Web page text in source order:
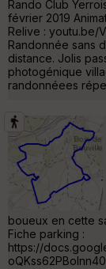
Rando Club
février 2019
Relive : youtu.be/
Randonnée sans
distance. Jolis
photogénique
randonnéees
boueux en cette
Fiche parking :
https://